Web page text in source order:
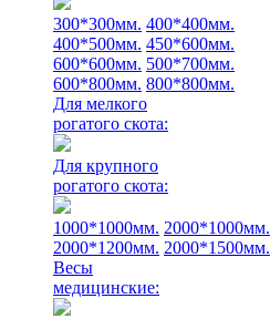
300*300мм. 400*400мм.
400*500мм. 450*600мм.
600*600мм. 500*700мм.
600*800мм. 800*800мм.
Для мелкого
рогатого скота:
Для крупного
рогатого скота:
1000*1000мм. 2000*1000мм.
2000*1200мм. 2000*1500мм.
Весы
медицинские: